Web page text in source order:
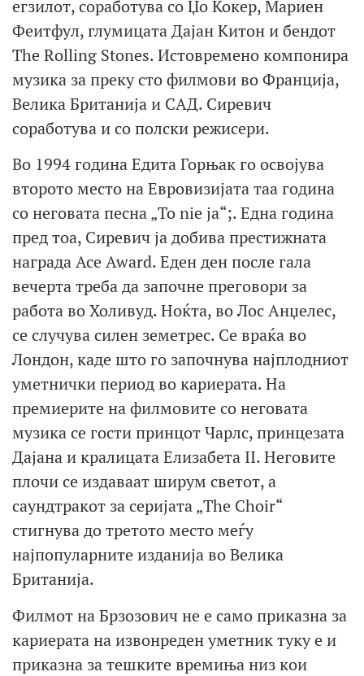
егзилот, соработува со Џо Кокер, Мариен
Феитфул, глумицата Дајан Китон и бендот
The Rolling Stones. Истовремено компонира
музика за преку сто филмови во Франција,
Велика Британија и САД. Сиревич
соработува и со полски режисери.
Во 1994 година Едита Горњак го освојува
второто место на Евровизијата таа година
со неговата песна „To nie ja“;. Една година
пред тоа, Сиревич ја добива престижната
награда Ace Award. Еден ден после гала
вечерта треба да започне преговори за
работа во Холивуд. Ноќта, во Лос Анџелес,
се случува силен земетрес. Се враќа во
Лондон, каде што го започнува најплодниот
уметнички период во кариерата. На
премиерите на филмовите со неговата
музика се гости принцот Чарлс, принцезата
Дајана и кралицата Елизабета II. Неговите
плочи се издаваат ширум светот, а
саундтракот за серијата „The Choir“
стигнува до третото место меѓу
најпопуларните изданија во Велика
Британија.
Филмот на Брзозович не е само приказна за
кариерата на извонреден уметник туку е и
приказна за тешките времиња низ кои